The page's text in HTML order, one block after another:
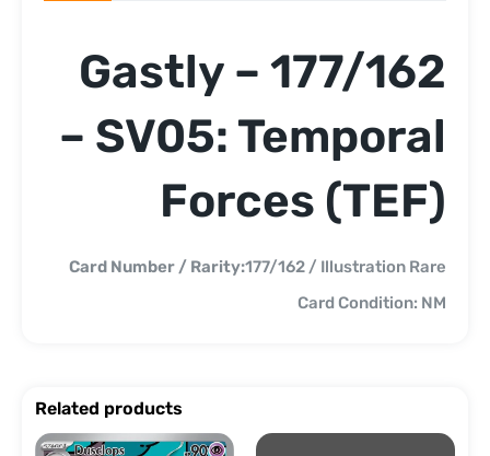
Gastly – 177/162
– SV05: Temporal
Forces (TEF)
Card Number / Rarity:177/162 / Illustration Rare
Card Condition: NM
Related products